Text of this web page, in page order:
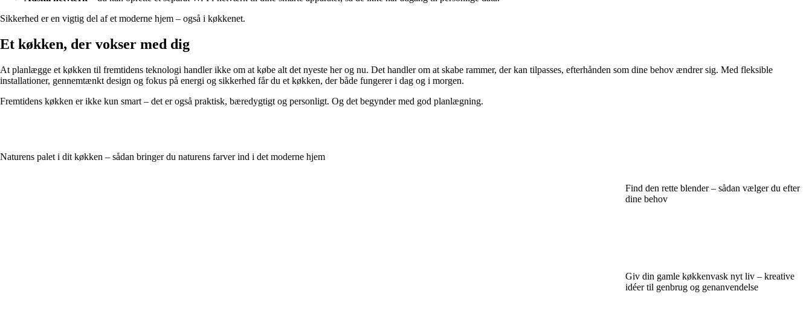
Sikkerhed er en vigtig del af et moderne hjem – også i køkkenet.
Et køkken, der vokser med dig
At planlægge et køkken til fremtidens teknologi handler ikke om at købe alt det nyeste her og nu. Det handler om at skabe rammer, der kan tilpasses, efterhånden som dine behov ændrer sig. Med fleksible
installationer, gennemtænkt design og fokus på energi og sikkerhed får du et køkken, der både fungerer i dag og i morgen.
Fremtidens køkken er ikke kun smart – det er også praktisk, bæredygtigt og personligt. Og det begynder med god planlægning.
Naturens palet i dit køkken – sådan bringer du naturens farver ind i det moderne hjem
Find den rette blender – sådan vælger du efter
dine behov
Giv din gamle køkkenvask nyt liv – kreative
idéer til genbrug og genanvendelse